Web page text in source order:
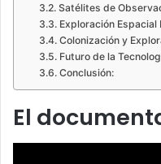
Satélites de
Exploración Espacial
Colonización y
Futuro de la
Conclusión:
El